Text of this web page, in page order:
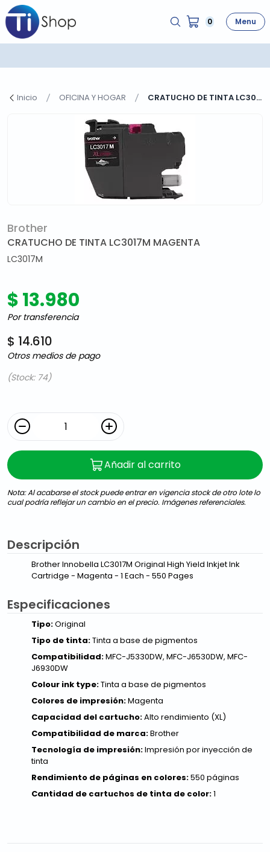
0 Menu
Inicio OFICINA Y HOGAR CRATUCHO DE TINTA LC30...
Brother
CRATUCHO DE TINTA LC3017M MAGENTA
LC3017M
$ 13.980
Por transferencia
$ 14.610
Otros medios de pago
(Stock: 74)
Añadir al carrito
Nota: Al acabarse el stock puede entrar en vigencia stock de otro lote lo
cual podría reflejar un cambio en el precio. Imágenes referenciales.
Descripción
Brother Innobella LC3017M Original High Yield Inkjet Ink
Cartridge - Magenta - 1 Each - 550 Pages
Especificaciones
Tipo:Original
Tipo de tinta:Tinta a base de pigmentos
Compatibilidad:MFC-J5330DW, MFC-J6530DW, MFC-
J6930DW
Colour ink type:Tinta a base de pigmentos
Colores de impresión:Magenta
Capacidad del cartucho:Alto rendimiento (XL)
Compatibilidad de marca:Brother
Tecnología de impresión:Impresión por inyección de
tinta
Rendimiento de páginas en colores:550 páginas
Cantidad de cartuchos de tinta de color:1